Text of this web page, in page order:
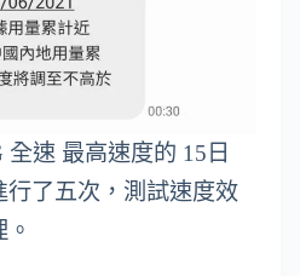
速 最高速度的 15日
行了五次，測試速度效